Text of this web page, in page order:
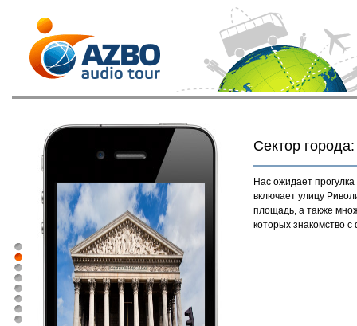
Сектор
Нас ожидает
включает улицу
площадь, а также
которых знакомство